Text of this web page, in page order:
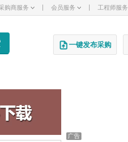
购商服务 会员服务 工程师服务
一键发布采购